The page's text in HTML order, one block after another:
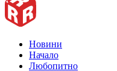
Новини
Начало
Любопитно